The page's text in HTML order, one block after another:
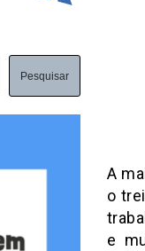
A
o
e
Pesquisar